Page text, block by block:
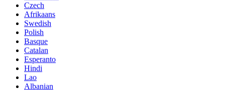
Czech
Afrikaans
Swedish
Polish
Basque
Catalan
Esperanto
Hindi
Lao
Albanian